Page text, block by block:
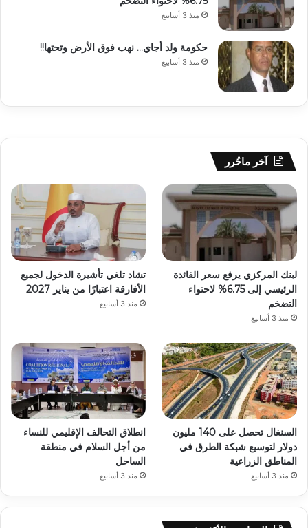
منذ 3 أسابيع
حكومة ولد أجاي… نهب فوق الأرض وتحتها!!
منذ 3 أسابيع
آخر ماحُرر
لبنك المركزي يرفع سعر الفائدة
الرئيسي إلى 6.75% لاحتواء
التضخم
منذ 3 أسابيع
تشاد تلغي تأشيرة الدخول لجميع
الأفارقة اعتبارًا من يناير 2027
منذ 3 أسابيع
السنغال تحصل على 140 مليون
دولار لتوسيع شبكة الطرق في
المناطق الزراعية
منذ 3 أسابيع
انطلاق التحالف الإقليمي للنساء
من أجل السلام في منطقة
الساحل
منذ 3 أسابيع